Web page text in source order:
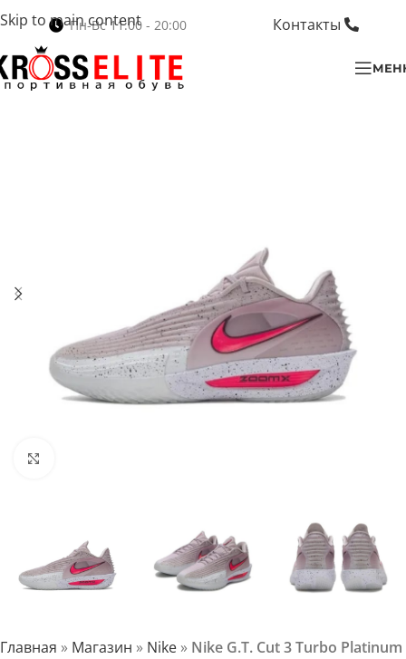
Skip to main content
Пн-Вс 11:00 - 20:00 Контакты
Главная » Магазин » Nike » Nike G.T. Cut 3 Turbo Platinum